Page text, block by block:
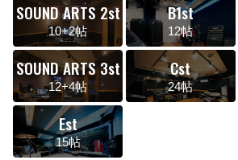
SOUND ARTS 2st
10+2帖
B1st
12帖
SOUND ARTS 3st
12+4帖
Cst
24帖
Est
15帖